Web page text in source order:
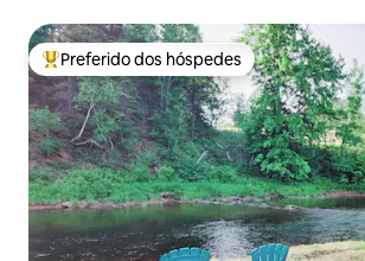
Entre os melhores preferidos dos hóspedes
Preferido dos hóspedes